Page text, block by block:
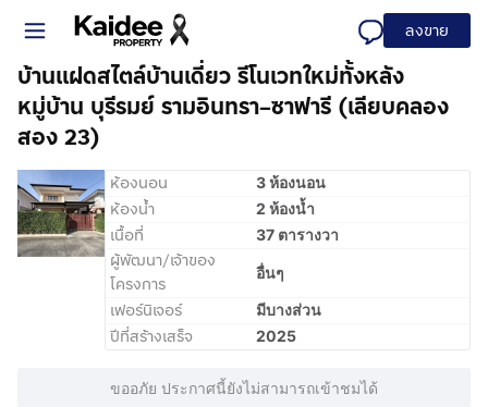
ลงขาย
บ้านแฝดสไตล์บ้านเดี่ยว รีโนเวทใหม่ทั้งหลัง
หมู่บ้าน บุรีรมย์ รามอินทรา–ซาฟารี (เลียบคลอง
สอง 23)
ห้องนอน 3 ห้องนอน
ห้องน้ำ 2 ห้องน้ำ
เนื้อที่ 37 ตารางวา
ผู้พัฒนา/เจ้าของ
โครงการ
อื่นๆ
เฟอร์นิเจอร์ มีบางส่วน
ปีที่สร้างเสร็จ 2025
ขออภัย ประกาศนี้ยังไม่สามารถเข้าชมได้